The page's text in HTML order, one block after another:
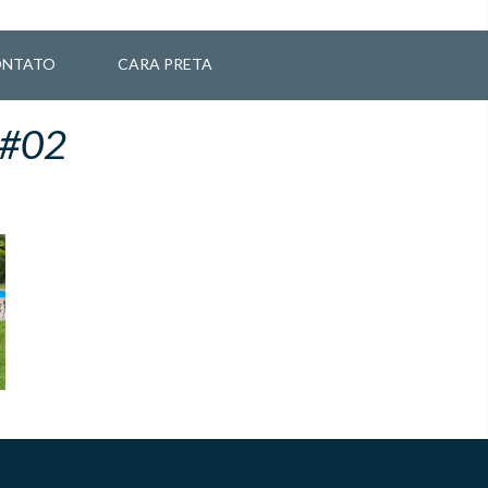
CARA PRETA